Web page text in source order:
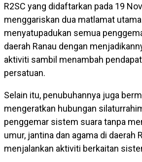
R2SC yang didaftarkan pada 19
menggariskan dua matlamat
menyatupadukan semua
daerah Ranau dengan
aktiviti sambil menambah
persatuan.
Selain itu, penubuhannya juga
mengeratkan hubungan
penggemar sistem suara tanpa
umur, jantina dan agama di daerah
menjalankan aktiviti berkaitan